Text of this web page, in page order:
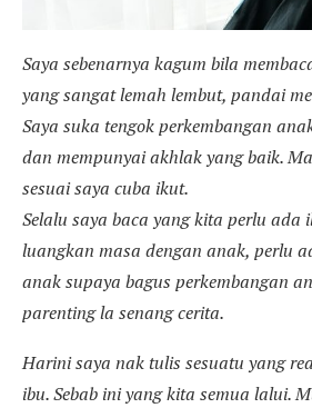
Saya sebenarnya kagum bila
yang sangat lemah lembut, pandai
Saya suka tengok perkembangan
dan mempunyai akhlak yang baik.
sesuai saya cuba ikut.
Selalu saya baca yang kita perlu ada
luangkan masa dengan anak, perlu
anak supaya bagus perkembangan
parenting la senang cerita.
Harini saya nak tulis sesuatu yang
ibu. Sebab ini yang kita semua lalui.